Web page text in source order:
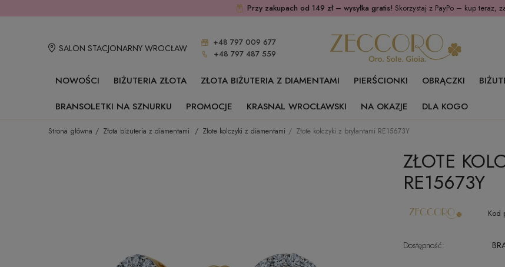
Przy zakupach od 149 zł – wysyłka gratis! Skorzystaj z PayPo – kup teraz,
SALON STACJONARNY WROCŁAW
+48 797 009 677
+48 797 487 559
NOWOŚCI BIŻUTERIA ZŁOTA ZŁOTA BIŻUTERIA Z DIAMENTAMI PIERŚCIONKI OBRĄCZKI
BRANSOLETKI NA SZNURKU
PROMOCJE KRASNAL WROCŁAWSKI NA OKAZJE DLA KOGO
Strona główna Złota biżuteria z diamentami Złote kolczyki z diamentami Złote kolczyki z brylantami RE15673Y
ZŁOTE
RE15673Y
Kod
Dostępność: